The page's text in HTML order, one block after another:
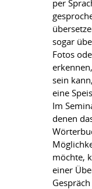
per
sogar
Fotos
sein
eine
Im
denen
möchte,
einer